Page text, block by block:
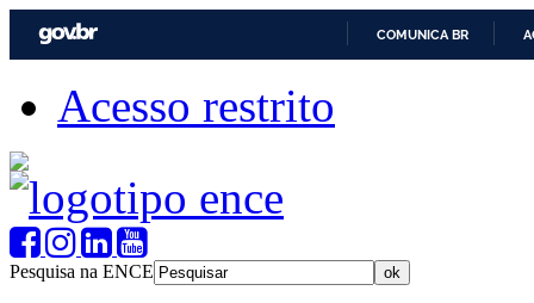
COMUNICA BR
Acesso restrito
Pesquisa na ENCE